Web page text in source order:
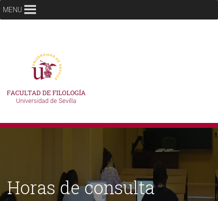
MENU
Horas de consulta